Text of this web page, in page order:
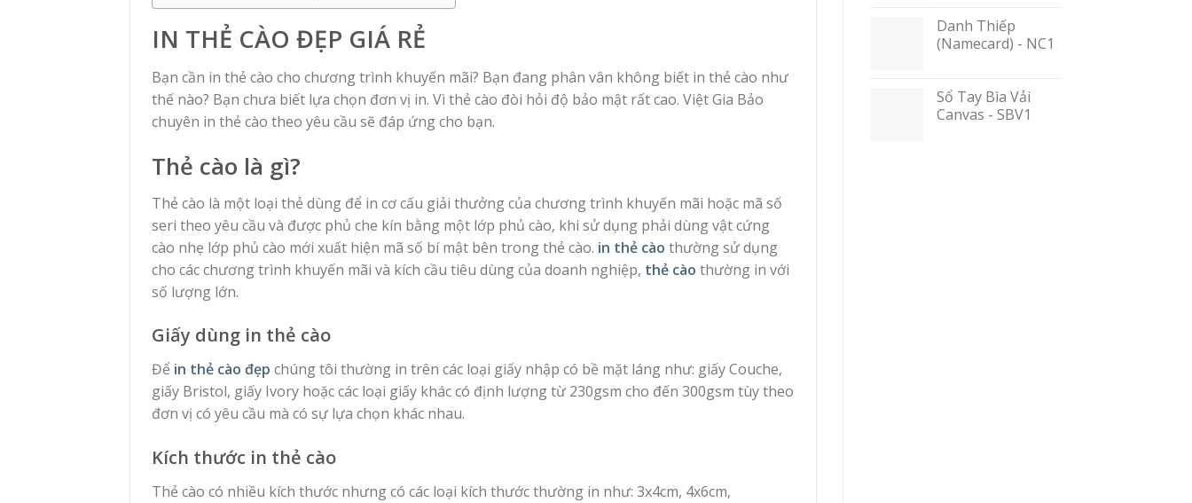
IN THẺ CÀO ĐẸP GIÁ RẺ
Bạn cần in thẻ cào cho chương trình khuyến mãi? Bạn đang phân vân không biết in thẻ cào như
thế nào? Bạn chưa biết lựa chọn đơn vị in. Vì thẻ cào đòi hỏi độ bảo mật rất cao. Việt Gia Bảo
chuyên in thẻ cào theo yêu cầu sẽ đáp ứng cho bạn.
Thẻ cào là gì?
Thẻ cào là một loại thẻ dùng để in cơ cấu giải thưởng của chương trình khuyến mãi hoặc mã số
seri theo yêu cầu và được phủ che kín bằng một lớp phủ cào, khi sử dụng phải dùng vật cứng
cào nhẹ lớp phủ cào mới xuất hiện mã số bí mật bên trong thẻ cào. in thẻ cào thường sử dụng
cho các chương trình khuyến mãi và kích cầu tiêu dùng của doanh nghiệp, thẻ cào thường in với
số lượng lớn.
Giấy dùng in thẻ cào
Để in thẻ cào đẹp chúng tôi thường in trên các loại giấy nhập có bề mặt láng như: giấy Couche,
giấy Bristol, giấy Ivory hoặc các loại giấy khác có định lượng từ 230gsm cho đến 300gsm tùy theo
đơn vị có yêu cầu mà có sự lựa chọn khác nhau.
Kích thước in thẻ cào
Thẻ cào có nhiều kích thước nhưng có các loại kích thước thường in như: 3x4cm, 4x6cm,
Danh Thiếp
(Namecard) - NC1
Sổ Tay Bìa Vải
Canvas - SBV1